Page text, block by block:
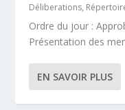
Déliberations,
Ordre du jour :
Présentation des
EN SAVOIR PLUS